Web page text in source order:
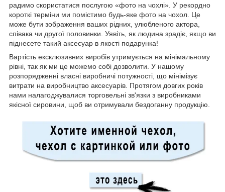
радимо скористатися послугою «фото на чохлі». У рекордно
короткі терміни ми помістимо будь-яке фото на чохол. Це
може бути зображення ваших рідних, улюбленого актора,
співака чи другої половинки. Уявіть, як людина зрадіє, якщо ви
піднесете такий аксесуар в якості подарунка!
Вартість ексклюзивних виробів утримується на мінімальному
рівні, так як ми це можемо собі дозволити. У нашому
розпорядженні власні виробничі потужності, що мінімізує
витрати на виробництво аксесуарів. Протягом довгих років
нами налагоджувалися торговельні зв'язки з виробниками
якісної сировини, щоб ви отримували бездоганну продукцію.